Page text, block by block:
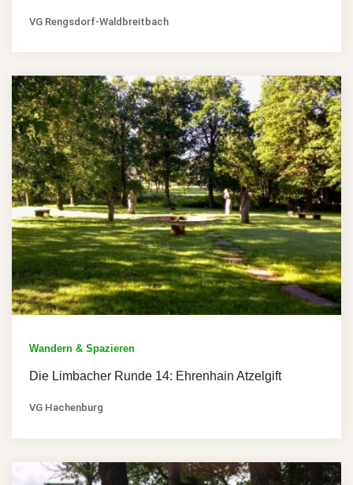
VG Rengsdorf-Waldbreitbach
Wandern & Spazieren
Die Limbacher Runde 14: Ehrenhain Atzelgift
VG Hachenburg